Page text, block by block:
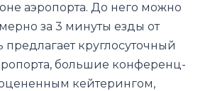
аэропорта. До него можно
за 3 минуты езды от
круглосуточный
большие конференц-
кейтерингом,